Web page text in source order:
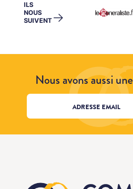
ILS
NOUS
SUIVENT →
Nous avons aussi une